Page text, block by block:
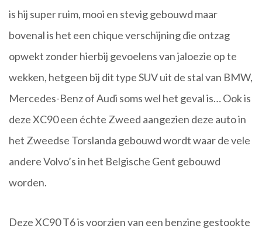
is hij super ruim, mooi en stevig gebouwd maar
bovenal is het een chique verschijning die ontzag
opwekt zonder hierbij gevoelens van jaloezie op te
wekken, hetgeen bij dit type SUV uit de stal van BMW,
Mercedes-Benz of Audi soms wel het geval is… Ook is
deze XC90 een échte Zweed aangezien deze auto in
het Zweedse Torslanda gebouwd wordt waar de vele
andere Volvo’s in het Belgische Gent gebouwd
worden.
Deze XC90 T6 is voorzien van een benzine gestookte